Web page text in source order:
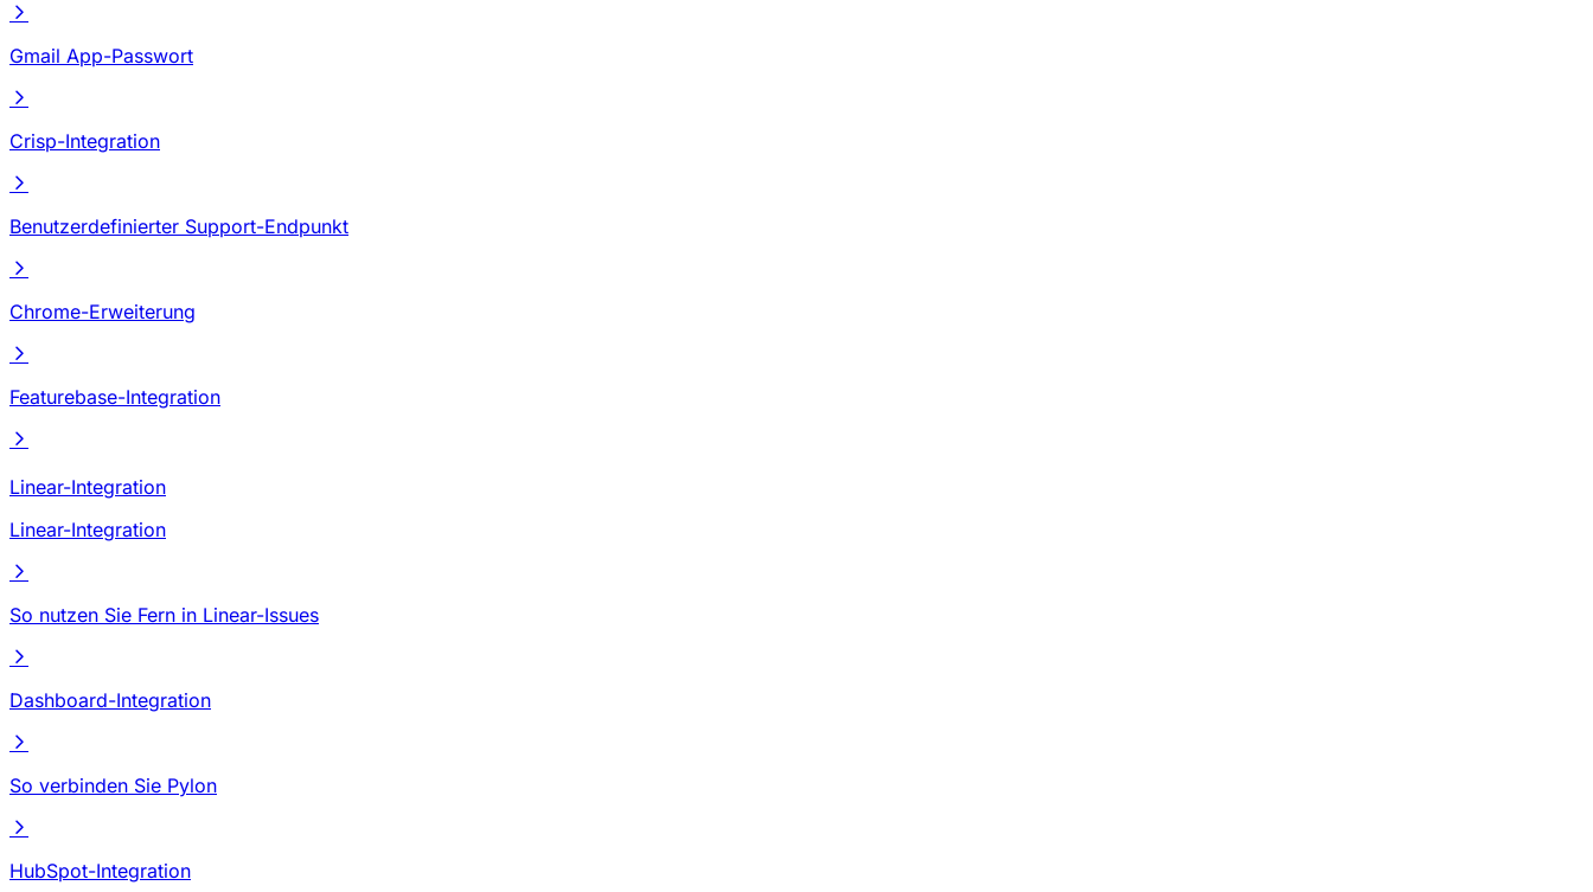
Gmail App-Passwort
Crisp-Integration
Benutzerdefinierter Support-Endpunkt
Chrome-Erweiterung
Featurebase-Integration
Linear-Integration
Linear-Integration
So nutzen Sie Fern in Linear-Issues
Dashboard-Integration
So verbinden Sie Pylon
HubSpot-Integration